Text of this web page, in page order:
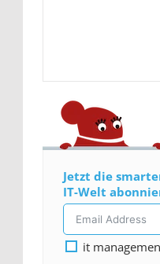
Jetzt die
IT-Welt
it